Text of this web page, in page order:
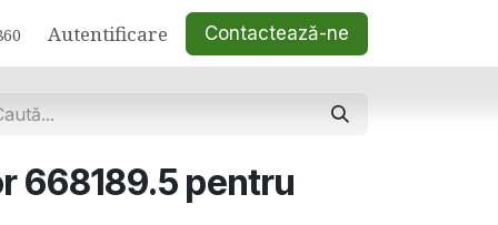
Autentificare Contactează-ne
668189.5 pentru